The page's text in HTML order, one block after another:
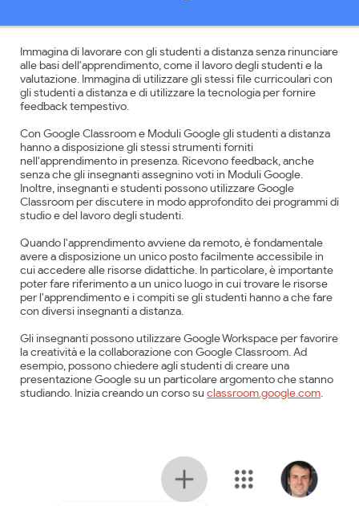
Immagina di lavorare con gli studenti a distanza senza rinunciare
alle basi dell'apprendimento, come il lavoro degli studenti e la
valutazione. Immagina di utilizzare gli stessi file curricoulari con
gli studenti a distanza e di utilizzare la tecnologia per fornire
feedback tempestivo.
Con Google Classroom e Moduli Google gli studenti a distanza
hanno a disposizione gli stessi strumenti forniti
nell'apprendimento in presenza. Ricevono feedback, anche
senza che gli insegnanti assegnino voti in Moduli Google.
Inoltre, insegnanti e studenti possono utilizzare Google
Classroom per discutere in modo approfondito dei programmi di
studio e del lavoro degli studenti.
Quando l'apprendimento avviene da remoto, è fondamentale
avere a disposizione un unico posto facilmente accessibile in
cui accedere alle risorse didattiche. In particolare, è importante
poter fare riferimento a un unico luogo in cui trovare le risorse
per l'apprendimento e i compiti se gli studenti hanno a che fare
con diversi insegnanti a distanza.
Gli insegnanti possono utilizzare Google Workspace per favorire
la creatività e la collaborazione con Google Classroom. Ad
esempio, possono chiedere agli studenti di creare una
presentazione Google su un particolare argomento che stanno
studiando. Inizia creando un corso su classroom.google.com.